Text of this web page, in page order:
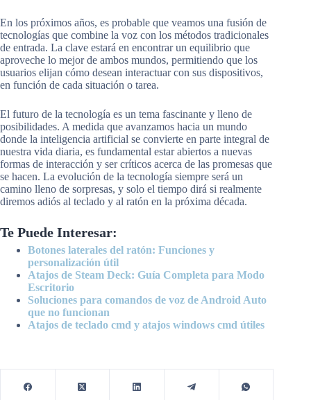
En los próximos años, es probable que veamos una fusión de
tecnologías que combine la voz con los métodos tradicionales
de entrada. La clave estará en encontrar un equilibrio que
aproveche lo mejor de ambos mundos, permitiendo que los
usuarios elijan cómo desean interactuar con sus dispositivos,
en función de cada situación o tarea.
El futuro de la tecnología es un tema fascinante y lleno de
posibilidades. A medida que avanzamos hacia un mundo
donde la inteligencia artificial se convierte en parte integral de
nuestra vida diaria, es fundamental estar abiertos a nuevas
formas de interacción y ser críticos acerca de las promesas que
se hacen. La evolución de la tecnología siempre será un
camino lleno de sorpresas, y solo el tiempo dirá si realmente
diremos adiós al teclado y al ratón en la próxima década.
Te Puede Interesar:
Botones laterales del ratón: Funciones y
personalización útil
Atajos de Steam Deck: Guía Completa para Modo
Escritorio
Soluciones para comandos de voz de Android Auto
que no funcionan
Atajos de teclado cmd y atajos windows cmd útiles